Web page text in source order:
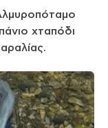
χταπόδι